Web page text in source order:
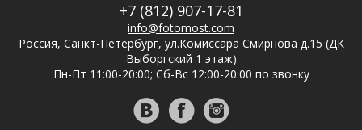
+7 (812) 907-17-81
info@fotomost.com
Россия, Санкт-Петербург, ул.Комиссара Смирнова д.15 (ДК
Выборгский 1 этаж)
Пн-Пт 11:00-20:00; Сб-Вс 12:00-20:00 по звонку